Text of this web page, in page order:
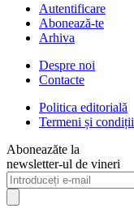
Autentificare
Abonează-te
Arhiva
Despre noi
Contacte
Politica editorială
Termeni și condiții
Aboneazăte la
newsletter-ul de vineri